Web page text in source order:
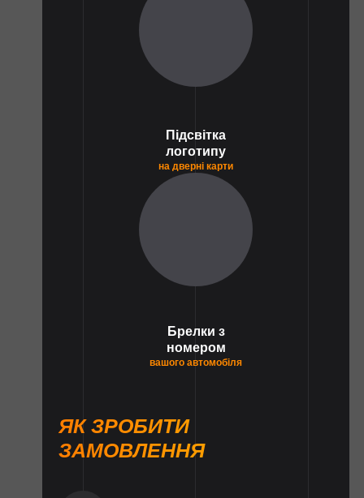
Підсвітка
логотипу
на дверні карти
Брелки з
номером
вашого автомобіля
ЯК ЗРОБИТИ
ЗАМОВЛЕННЯ